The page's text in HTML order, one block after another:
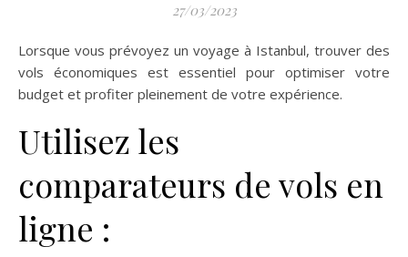
27/03/2023
Lorsque vous prévoyez un voyage à Istanbul, trouver des
vols économiques est essentiel pour optimiser votre
budget et profiter pleinement de votre expérience.
Utilisez les
comparateurs de vols en
ligne :